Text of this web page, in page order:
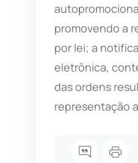
promovendo a
por lei; a
eletrônica,
das ordens
representação